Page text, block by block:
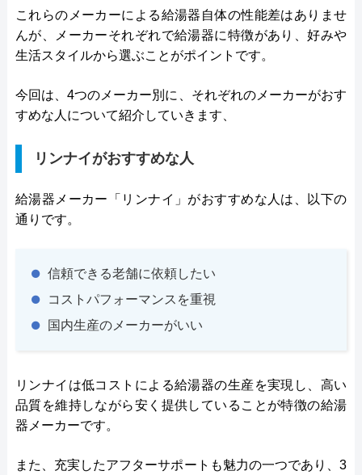
これらのメーカーによる給湯器自体の性能差はありませ
んが、メーカーそれぞれで給湯器に特徴があり、好みや
生活スタイルから選ぶことがポイントです。
今回は、4つのメーカー別に、それぞれのメーカーがおす
すめな人について紹介していきます、
リンナイがおすすめな人
給湯器メーカー「リンナイ」がおすすめな人は、以下の
通りです。
信頼できる老舗に依頼したい
コストパフォーマンスを重視
国内生産のメーカーがいい
リンナイは低コストによる給湯器の生産を実現し、高い
品質を維持しながら安く提供していることが特徴の給湯
器メーカーです。
また、充実したアフターサポートも魅力の一つであり、3